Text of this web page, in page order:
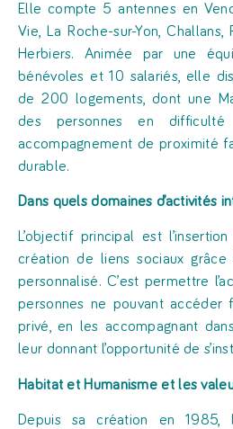
Elle compte 5 antennes en
Vie, La Roche-sur-Yon,
Herbiers. Animée par une
bénévoles et 10 salariés, elle
de 200 logements, dont une
des personnes en difficulté
accompagnement de proximité
durable.
Dans quels domaines d’activités
L’objectif principal est
création de liens sociaux grâce
personnalisé. C’est permettre
personnes ne pouvant accéder
privé, en les accompagnant
leur donnant l’opportunité de
Habitat et Humanisme et les
Depuis sa création en 1985,